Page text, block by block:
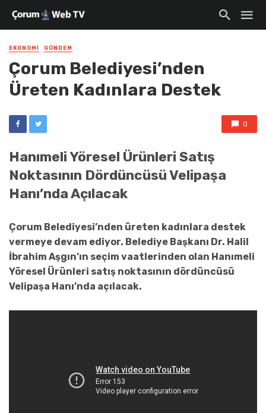
EKONOMI GÜNDEM
Çorum Belediyesi’nden
Üreten Kadınlara Destek
0
Hanımeli Yöresel Ürünleri Satış
Noktasının Dördüncüsü Velipaşa
Hanı’nda Açılacak
Çorum Belediyesi’nden üreten kadınlara destek
vermeye devam ediyor. Belediye Başkanı Dr. Halil
İbrahim Aşgın’ın seçim vaatlerinden olan Hanımeli
Yöresel Ürünleri satış noktasının dördüncüsü
Velipaşa Hanı’nda açılacak.